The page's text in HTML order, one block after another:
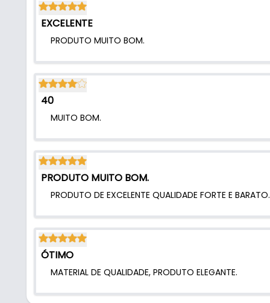
EXCELENTE
PRODUTO MUITO BOM.
40
MUITO BOM.
PRODUTO MUITO BOM.
PRODUTO DE EXCELENTE QUALIDADE FORTE E BARATO.
ÓTIMO
MATERIAL DE QUALIDADE, PRODUTO ELEGANTE.